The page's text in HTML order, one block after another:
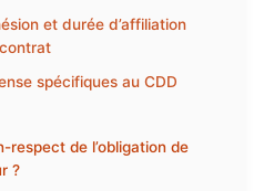
et durée d’affiliation
spécifiques au CDD
respect de l’obligation de
?